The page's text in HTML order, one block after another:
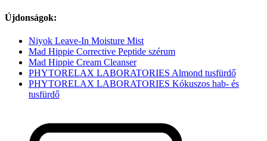
Újdonságok:
Niyok Leave-In Moisture Mist
Mad Hippie Corrective Peptide szérum
Mad Hippie Cream Cleanser
PHYTORELAX LABORATORIES Almond tusfürdő
PHYTORELAX LABORATORIES Kókuszos hab- és
tusfürdő